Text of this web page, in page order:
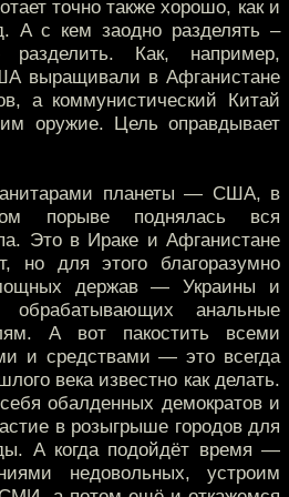
точно также хорошо, как и
А с кем заодно разделять –
Как, например,
выращивали в Афганистане
а коммунистический Китай
им оружие. Цель оправдывает
планеты — США, в
порыве поднялась вся
Это в Ираке и Афганистане
но для этого благоразумно
держав — Украины и
обрабатывающих анальные
А вот пакостить всеми
и средствами — это всегда
века известно как делать.
обалденных демократов и
в розыгрыше городов для
А когда подойдёт время —
недовольных, устроим